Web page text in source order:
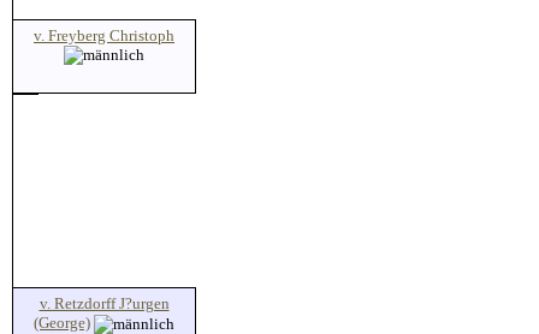
v. Freyberg Christoph
v. Retzdorff J?urgen
(George)